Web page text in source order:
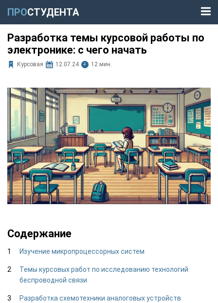
ПРОСТУДЕНТА
Разработка темы курсовой работы по
электронике: с чего начать
Курсовая 12.07.24 12 мин.
Содержание
Изучение микропроцессорных систем
Темы курсовых работ по исследованию технологий
беспроводной связи
Разработка схемотехники аналоговых устройств